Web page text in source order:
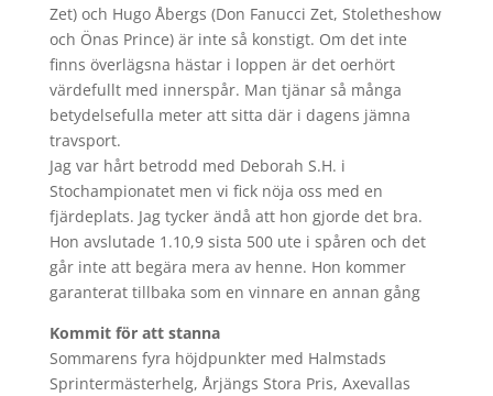
Zet) och Hugo Åbergs (Don Fanucci Zet, Stoletheshow
och Önas Prince) är inte så konstigt. Om det inte
finns överlägsna hästar i loppen är det oerhört
värdefullt med innerspår. Man tjänar så många
betydelsefulla meter att sitta där i dagens jämna
travsport.
Jag var hårt betrodd med Deborah S.H. i
Stochampionatet men vi fick nöja oss med en
fjärdeplats. Jag tycker ändå att hon gjorde det bra.
Hon avslutade 1.10,9 sista 500 ute i spåren och det
går inte att begära mera av henne. Hon kommer
garanterat tillbaka som en vinnare en annan gång
Kommit för att stanna
Sommarens fyra höjdpunkter med Halmstads
Sprintermästerhelg, Årjängs Stora Pris, Axevallas